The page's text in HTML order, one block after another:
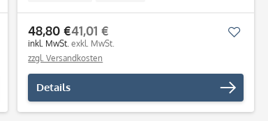
Merken48,80 €
inkl. MwSt.
41,01 €
exkl. MwSt.
zzgl. Versandkosten
Details